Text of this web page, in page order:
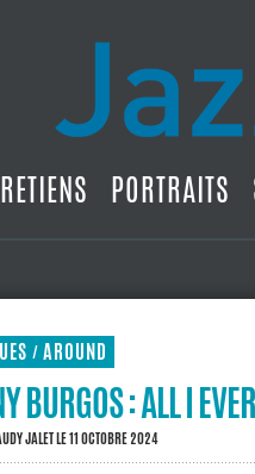
PORTRAITS
/ AROUND
BURGOS : ALL I
JALETLE 11 OCTOBRE 2024